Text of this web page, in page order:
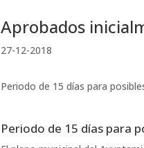
Aprobados
27-12-2018
Periodo de 15 días para
Periodo de 15 días para